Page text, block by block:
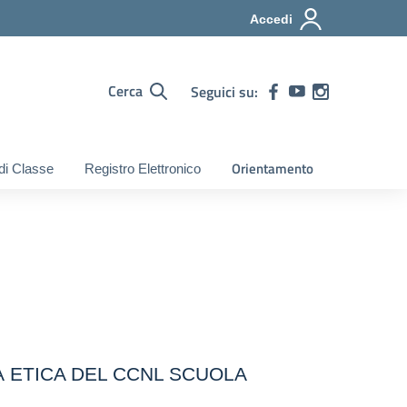
Accedi
Cerca Seguici su:
Classe Registro Elettronico Orientamento
ETICA DEL CCNL SCUOLA